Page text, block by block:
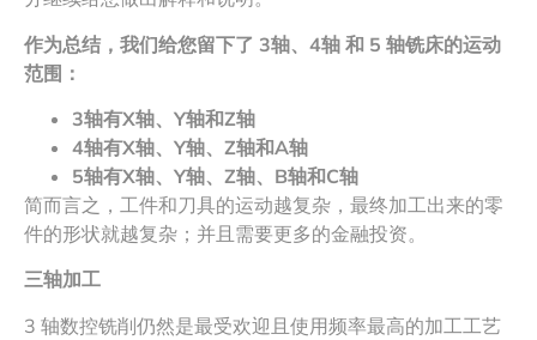
作为总结，我们给您留下了 3轴、 4轴 和 5 轴铣床的运动
范围：
3轴有X轴、 Y轴和Z轴
4轴有X轴、 Y轴、 Z轴和A轴
5轴有X轴、 Y轴、 Z轴、 B轴和C轴
简而言之，工件和刀具的运动越复杂，最终加工出来的零
件的形状就越复杂；并且需要更多的金融投资。
三轴加工
3 轴数控铣削仍然是最受欢迎且使用频率最高的加工工艺